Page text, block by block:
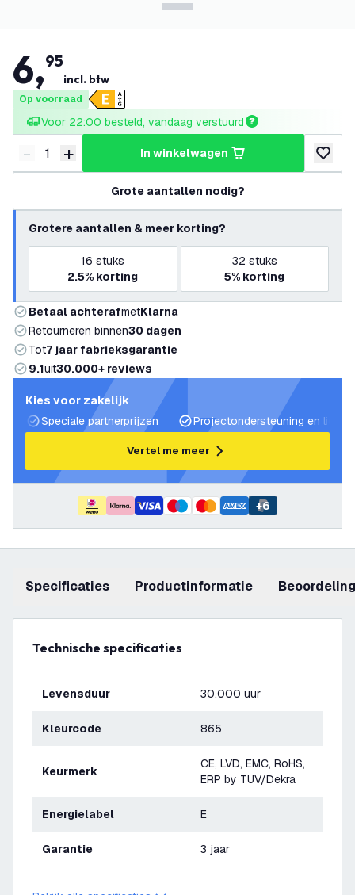
6,95
incl. btw
Op voorraad
Voor 22:00 besteld, vandaag verstuurd
Verminder hoeveelheid
- Verhoog hoeveelheid
+ in winkelwagen
Grote aantallen nodig?
Grotere aantallen & meer korting?
16 stuks
2.5% korting
32 stuks
5% korting
Betaal achterafmetKlarna
Retourneren binnen30 dagen
Tot7 jaar fabrieksgarantie
9.1uit30.000+ reviews
Kies voor zakelijk
Speciale partnerprijzen
Projectondersteuning en
Vertel me meer
+6
Specificaties productinformatie
Technische specificaties
Levensduur 30.000 uur
Kleurcode 865
Keurmerk
CE, LVD, EMC, RoHS,
ERP by TUV/Dekra
Energielabel E
Garantie 3 jaar